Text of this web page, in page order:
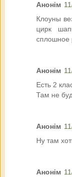
Анонім
Клоуны
цирк
сплошное
Анонім
Есть 2
Там не
Анонім
Ну там
Анонім